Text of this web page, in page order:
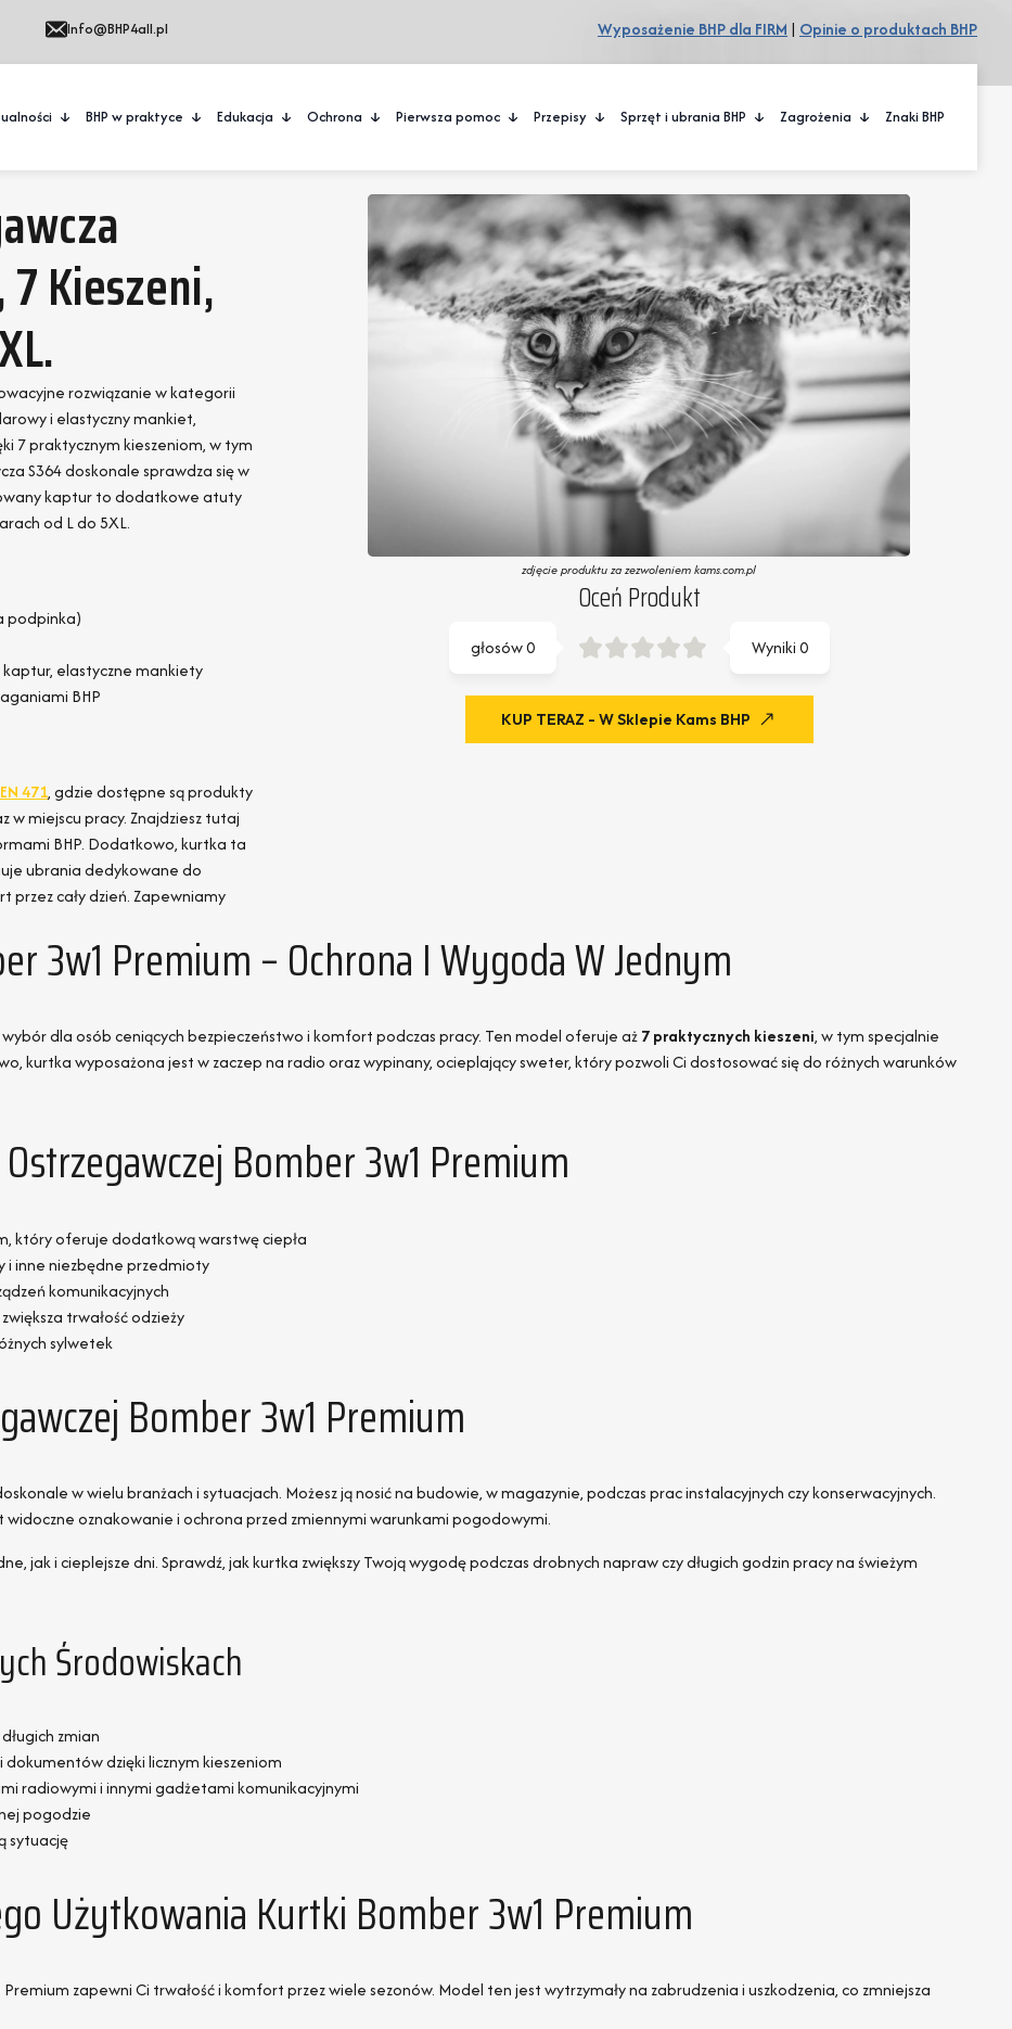
Info@BHP4all.pl Wyposażenie BHP dla FIRM | Opinie o produktach BHP
BHP w praktyce Edukacja Ochrona Pierwsza pomoc Przepisy Sprzęt i ubrania BHP Zagrożenia Znaki BHP
Kieszeni,
rozwiązanie w kategorii
i elastyczny mankiet,
7 praktycznym kieszeniom, w tym
S364 doskonale sprawdza się w
kaptur to dodatkowe atuty
od L do 5XL.
podpinka)
elastyczne mankiety
BHP
471, gdzie dostępne są produkty
miejscu pracy. Znajdziesz tutaj
BHP. Dodatkowo, kurtka ta
ubrania dedykowane do
cały dzień. Zapewniamy
zdjęcie produktu za zezwoleniem kams.com.pl
Oceń Produkt
Wyniki0
głosów0
KUP TERAZ - W Sklepie Kams BHP
3w1 Premium – Ochrona I Wygoda W Jednym
dla osób ceniących bezpieczeństwo i komfort podczas pracy. Ten model oferuje aż7 praktycznych kieszeni, w tym specjalnie
kurtka wyposażona jest w zaczep na radio oraz wypinany, ocieplający sweter, który pozwoli Ci dostosować się do różnych warunków
Bomber 3w1 Premium
który oferuje dodatkową warstwę ciepła
inne niezbędne przedmioty
komunikacyjnych
trwałość odzieży
sylwetek
Bomber 3w1 Premium
w wielu branżach i sytuacjach. Możesz ją nosić na budowie, w magazynie, podczas prac instalacyjnych czy konserwacyjnych.
oznakowanie i ochrona przed zmiennymi warunkami pogodowymi.
jak i cieplejsze dni. Sprawdź, jak kurtka zwiększy Twoją wygodę podczas drobnych napraw czy długich godzin pracy na świeżym
Środowiskach
zmian
dzięki licznym kieszeniom
radiowymi i innymi gadżetami komunikacyjnymi
pogodzie
sytuację
Użytkowania Kurtki Bomber 3w1 Premium
zapewni Ci trwałość i komfort przez wiele sezonów. Model ten jest wytrzymały na zabrudzenia i uszkodzenia, co zmniejsza